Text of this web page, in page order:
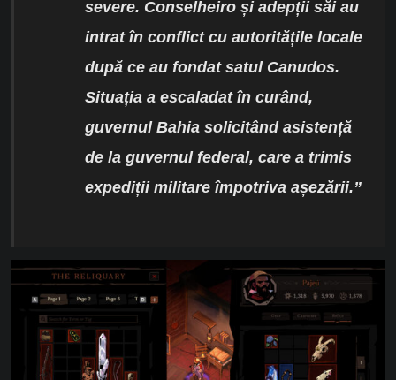
severe. Conselheiro și adepții săi au
intrat în conflict cu autoritățile locale
după ce au fondat satul Canudos.
Situația a escaladat în curând,
guvernul Bahia solicitând asistență
de la guvernul federal, care a trimis
expediții militare împotriva așezării.”